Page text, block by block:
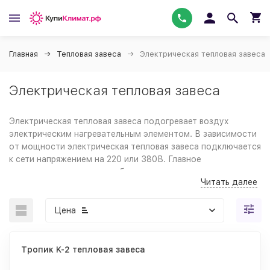
Главная Тепловая завеса Электрическая тепловая завеса
Электрическая тепловая завеса
Электрическая тепловая завеса подогревает воздух
электрическим нагревательным элементом. В зависимости
от мощности электрическая тепловая завеса подключается
к сети напряжением на 220 или 380В. Главное
преимущество, которым обладает тепловая завеса
Несмотря на большой выбор моделей, в них используется
ТЭН: надежный и эффективный нагревательный
Читать далее
Цена
Тропик K-2 тепловая завеса